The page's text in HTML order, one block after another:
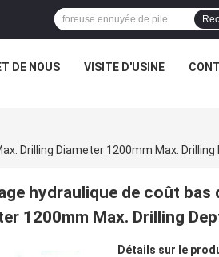
DE NOUS VISITE D'USINE
Drilling Diameter 1200mm Max.
hydraulique de coût bas
1200mm Max. Drilling
Détails sur le